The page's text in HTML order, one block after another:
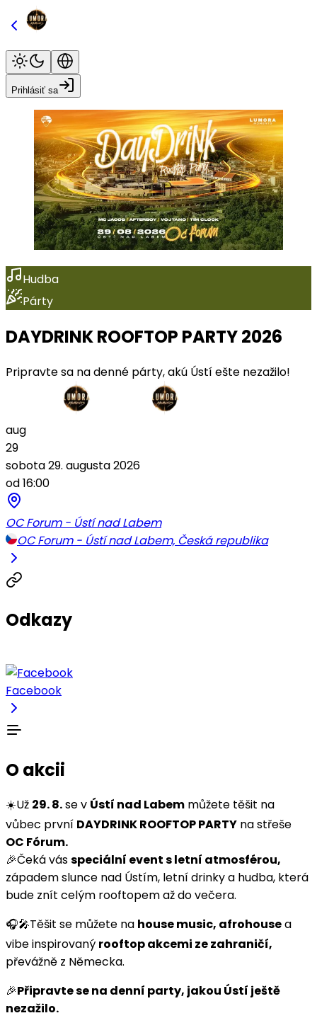
Prihlásiť sa
Hudba
Párty
DAYDRINK ROOFTOP PARTY 2026
Pripravte sa na denné párty, akú Ústí ešte nezažilo!
aug
29
sobota 29. augusta 2026
od 16:00
OC Forum - Ústí nad Labem
OC Forum - Ústí nad Labem, Česká republika
Odkazy
Facebook
O akcii
☀️Už 29. 8.se v Ústí nad Labem můžete těšit na
vůbec první DAYDRINK ROOFTOP PARTY na střeše
OC Fórum.
🎉Čeká vásspeciální event s letní atmosférou,
západem slunce nad Ústím, letní drinky a hudba, která
bude znít celým rooftopem až do večera.
🎧🎤Těšit se můžete na house music, afrohousea
vibe inspirovaný rooftop akcemi ze zahraničí,
převážně z Německa.
🎉Připravte se na denní party, jakou Ústí ještě
nezažilo.